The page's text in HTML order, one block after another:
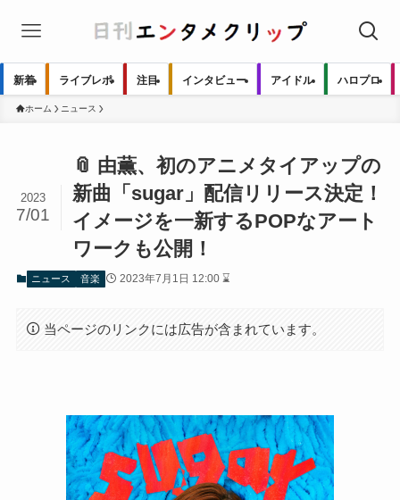
新着 ライブレポ 注目 インタビュー アイドル ハロプロ
ホーム ニュース
📎 由薫、初のアニメタイアップの
新曲「sugar」配信リリース決定！
イメージを一新するPOPなアート
ワークも公開！
2023
7/01
ニュース 音楽 2023年7月1日 12:00 ⌛
当ページのリンクには広告が含まれています。